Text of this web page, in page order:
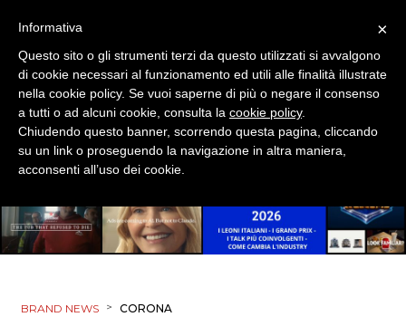
BRAND NEWS > CORONA
×
Informativa
Questo sito o gli strumenti terzi da questo utilizzati si avvalgono
di cookie necessari al funzionamento ed utili alle finalità illustrate
nella cookie policy. Se vuoi saperne di più o negare il consenso
a tutti o ad alcuni cookie, consulta la cookie policy.
Chiudendo questo banner, scorrendo questa pagina, cliccando
su un link o proseguendo la navigazione in altra maniera,
acconsenti all’uso dei cookie.